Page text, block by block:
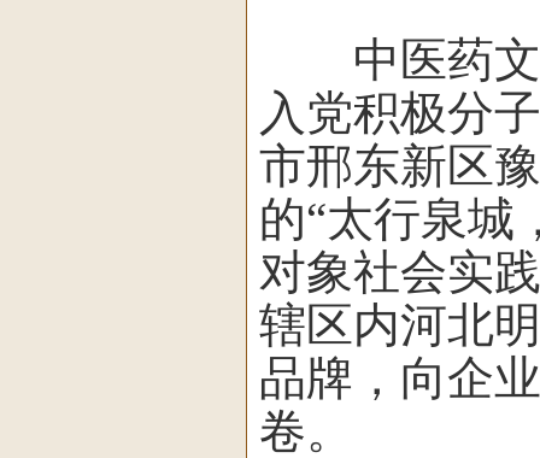
中医药文
入党积极分
市邢东新区
的“太行泉城
对象社会实
辖区内河北
品牌，向企
卷。